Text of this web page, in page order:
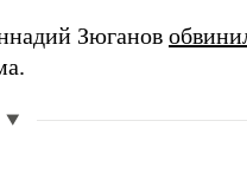
Зюганов
▼